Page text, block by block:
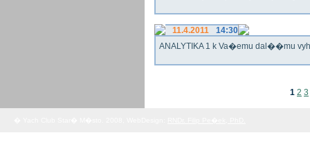
11.4.2011
14:30
ANALYTIKA 1 k Va�emu dal��mu
1 2 3